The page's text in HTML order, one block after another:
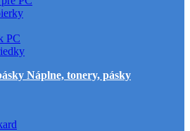
PC
Náplne, tonery, pásky